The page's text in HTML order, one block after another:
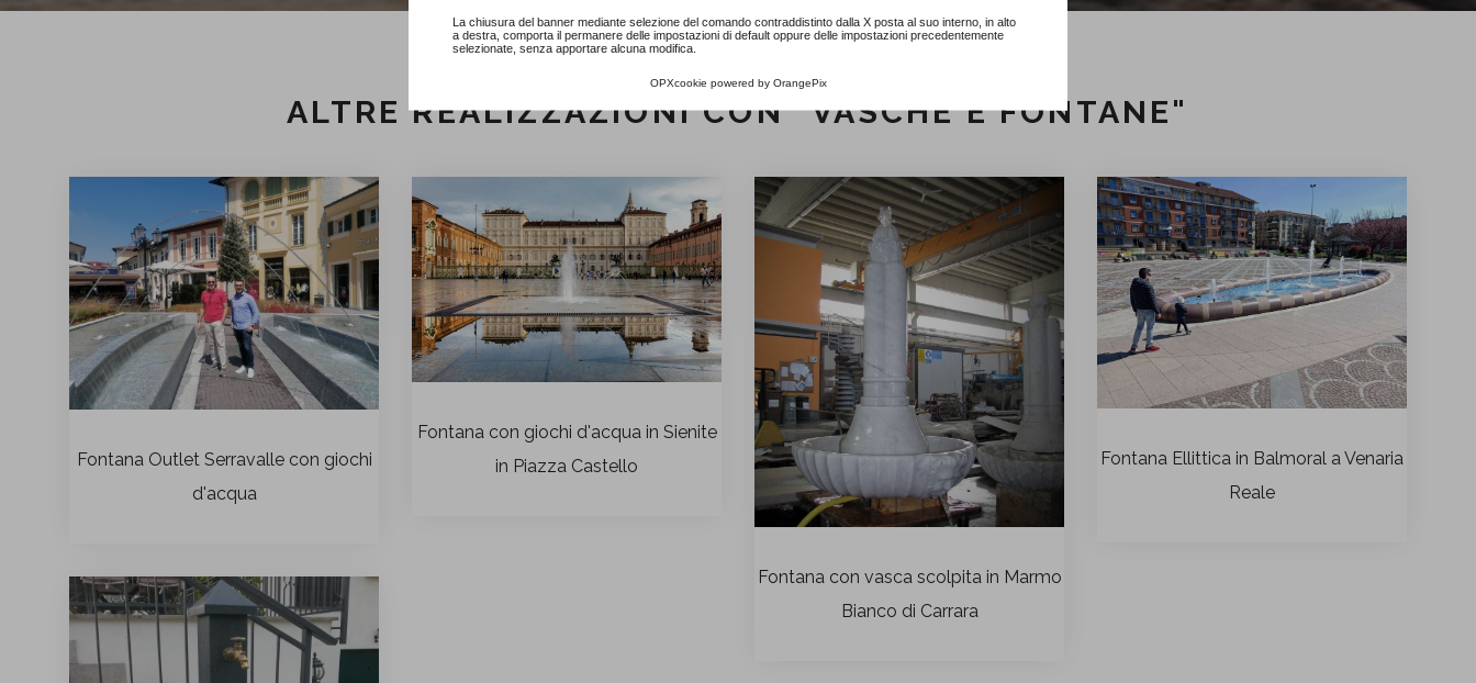
La chiusura del banner mediante selezione del comando contraddistinto dalla X posta al suo interno, in alto
a destra, comporta il permanere delle impostazioni di default oppure delle impostazioni precedentemente
selezionate, senza apportare alcuna modifica.
OPXcookie powered by OrangePix
ALTRE REALIZZAZIONI CON "VASCHE E FONTANE"
Fontana Outlet Serravalle con giochi
d'acqua
Fontana con giochi d'acqua in Sienite
in Piazza Castello
Fontana con vasca scolpita in Marmo
Bianco di Carrara
Fontana Ellittica in Balmoral a Venaria
Reale